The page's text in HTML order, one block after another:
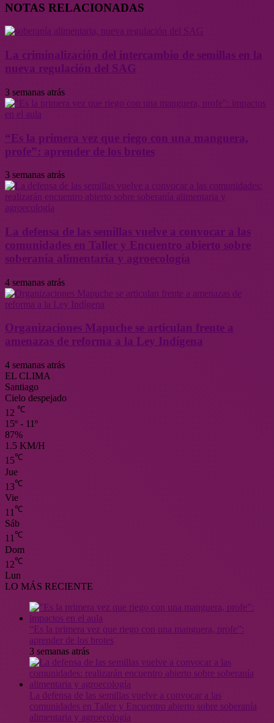
NOTAS RELACIONADAS
La criminalización del intercambio de semillas en la
nueva regulación del SAG
3 semanas atrás
“Es la primera vez que riego con una manguera,
profe”: aprender de los brotes
3 semanas atrás
La defensa de las semillas vuelve a convocar a las
comunidades en Taller y Encuentro abierto sobre
soberanía alimentaria y agroecología
4 semanas atrás
Organizaciones Mapuche se articulan frente a
amenazas de reforma a la Ley Indígena
4 semanas atrás
EL CLIMA
Santiago
Cielo despejado
12 ℃
15º - 11º
87%
1.5 KM/H
15℃
Jue
13℃
Vie
11℃
Sáb
11℃
Dom
12℃
Lun
LO MÁS RECIENTE
“Es la primera vez que riego con una manguera, profe”:
aprender de los brotes
3 semanas atrás
La defensa de las semillas vuelve a convocar a las
comunidades en Taller y Encuentro abierto sobre soberanía
alimentaria y agroecología